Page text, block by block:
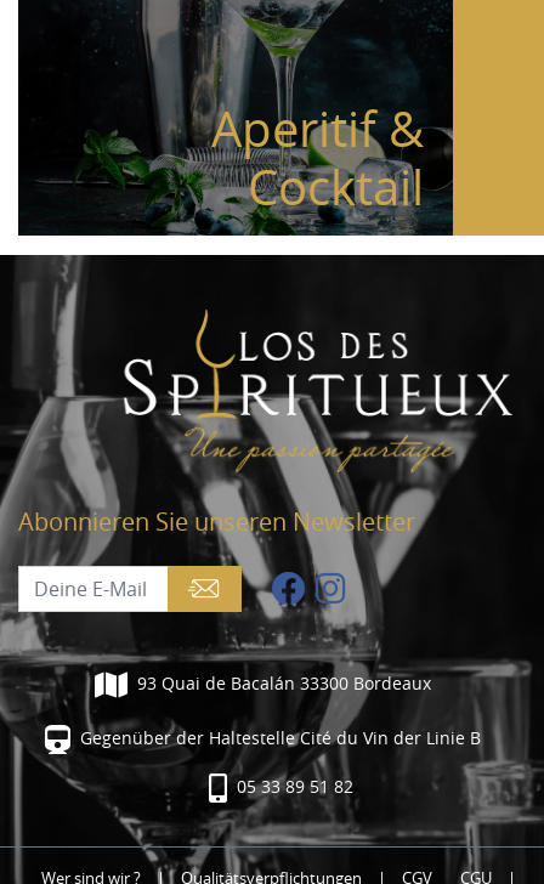
Aperitif &
Cocktail
Abonnieren Sie unseren Newsletter
93 Quai de Bacalán 33300 Bordeaux
Gegenüber der Haltestelle Cité du Vin der Linie B
05 33 89 51 82
Wer sind wir ? | Qualitätsverpflichtungen | CGV CGU |